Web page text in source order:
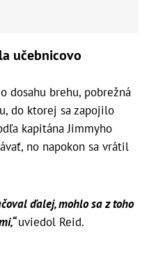
učebnicovo
dosahu brehu, pobrežná
do ktorej sa zapojilo
kapitána Jimmyho
no napokon sa vrátil
ďalej, mohlo sa z toho
uviedol Reid.